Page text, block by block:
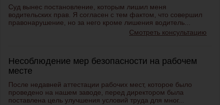
Суд вынес постановление, которым лишил меня
водительских прав. Я согласен с тем фактом, что совершил
правонарушение, но за него кроме лишения водитель...
Смотреть консультацию
Несоблюдение мер безопасности на рабочем
месте
После недавней аттестации рабочих мест, которое было
проведено на нашем заводе, перед директором была
поставлена цель улучшения условий труда для мног...